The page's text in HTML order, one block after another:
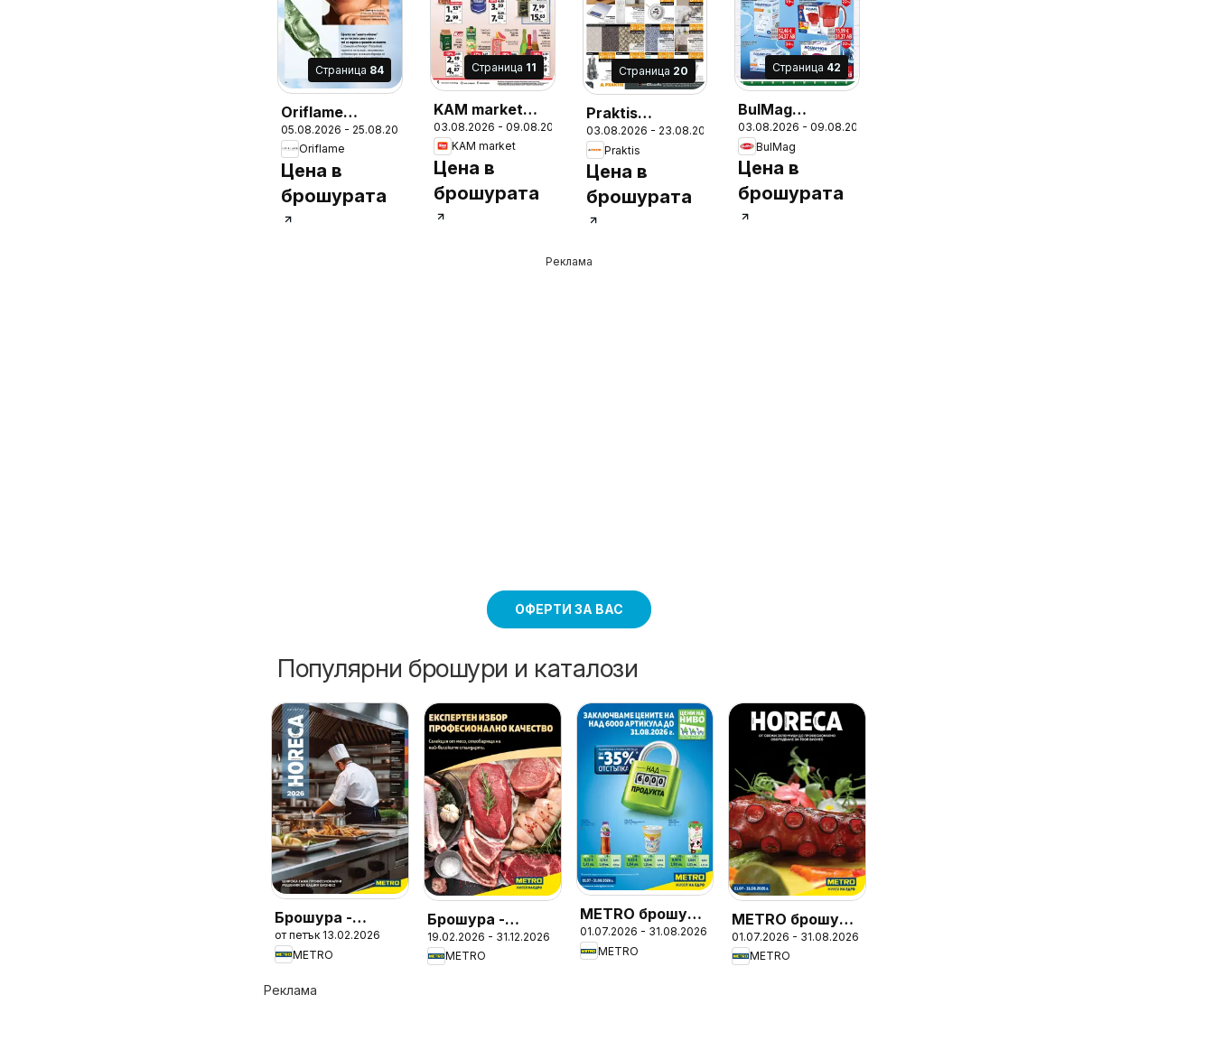
Cтраница 84
Oriflame
каталог 11
05.08.2026 - 25.08.2026
Oriflame
Цена в
брошурата
Cтраница 11
KAM market
брошура
03.08.2026 - 09.08.2026
KAM market
Цена в
брошурата
Cтраница 20
Praktis
брошура
03.08.2026 - 23.08.2026
Praktis
Цена в
брошурата
Cтраница 42
BulMag
брошура
03.08.2026 - 09.08.2026
BulMag
Цена в
брошурата
Реклама
ОФЕРТИ ЗА ВАС
Популярни брошури и каталози
Брошура -
HoReCa решения
2026
от петък 13.02.2026
METRO
Брошура -
Месото
19.02.2026 - 31.12.2026
METRO
METRO брошура
- Цени на ниво
01.07.2026 - 31.08.2026
METRO
METRO брошура
- ХоРеКа
Хранителни
01.07.2026 - 31.08.2026
METRO
Реклама